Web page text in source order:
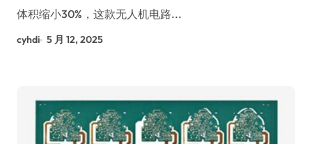
体积缩小30%，这款无人机电路...
cyhdi 5 月 12, 2025